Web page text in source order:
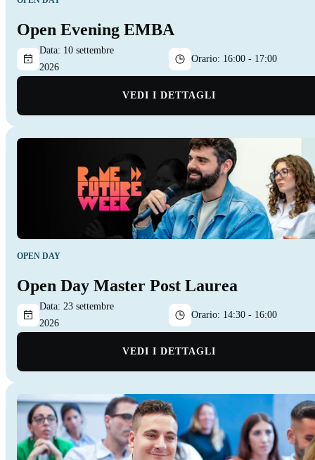
Open Evening EMBA
Data: 10 settembre
2026
Orario: 16:00 - 17:00
VEDI I DETTAGLI
OPEN DAY
Open Day Master Post Laurea
Data: 23 settembre
2026
Orario: 14:30 - 16:00
VEDI I DETTAGLI